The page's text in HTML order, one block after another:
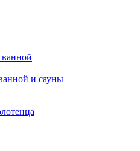
и сауны